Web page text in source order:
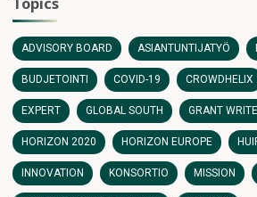
ADVISORY BOARD ASIANTUNTIJATYÖ
BUDJETOINTI COVID-19 CROWDHELIX
EXPERT GLOBAL SOUTH GRANT
HORIZON 2020 HORIZON EUROPE
INNOVATION KONSORTIO MISSION